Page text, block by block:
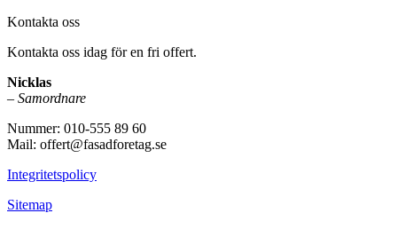
Kontakta oss
Kontakta oss idag för en fri offert.
Nicklas
– Samordnare
Nummer: 010-555 89 60
Mail: offert@fasadforetag.se
Integritetspolicy
Sitemap